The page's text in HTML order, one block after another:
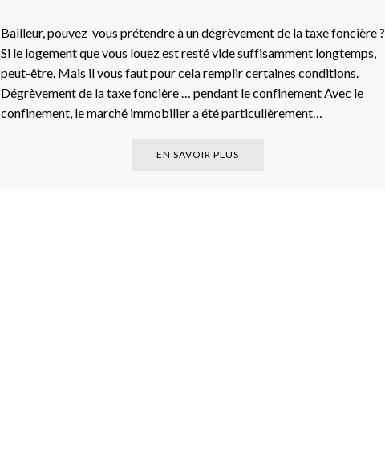
Bailleur, pouvez-vous prétendre à un dégrèvement de la taxe foncière ?
Si le logement que vous louez est resté vide suffisamment longtemps,
peut-être. Mais il vous faut pour cela remplir certaines conditions.
Dégrèvement de la taxe foncière … pendant le confinement Avec le
confinement, le marché immobilier a été particulièrement…
EN SAVOIR PLUS